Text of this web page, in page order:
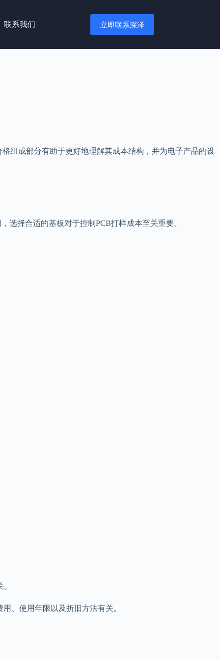
联系我们 立即联系深泽
格组成部分有助于更好地理解其成本结构，并为电子产品的设
选择合适的基板对于控制PCB打样成本至关重要。
、使用年限以及折旧方法有关。